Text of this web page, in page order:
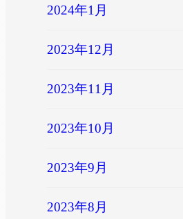
2024年1月
2023年12月
2023年11月
2023年10月
2023年9月
2023年8月